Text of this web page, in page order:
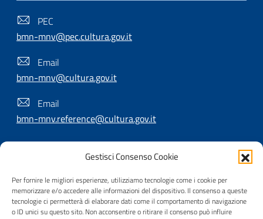
Gestisci Consenso Cookie
Per fornire le migliori esperienze, utilizziamo tecnologie come i cookie per
memorizzare e/o accedere alle informazioni del dispositivo. Il consenso a queste
tecnologie ci permetterà di elaborare dati come il comportamento di navigazione
o ID unici su questo sito. Non acconsentire o ritirare il consenso può influire
PEC
bmn-mnv@pec.cultura.gov.it
Email
bmn-mnv@cultura.gov.it
Email
bmn-mnv.reference@cultura.gov.it